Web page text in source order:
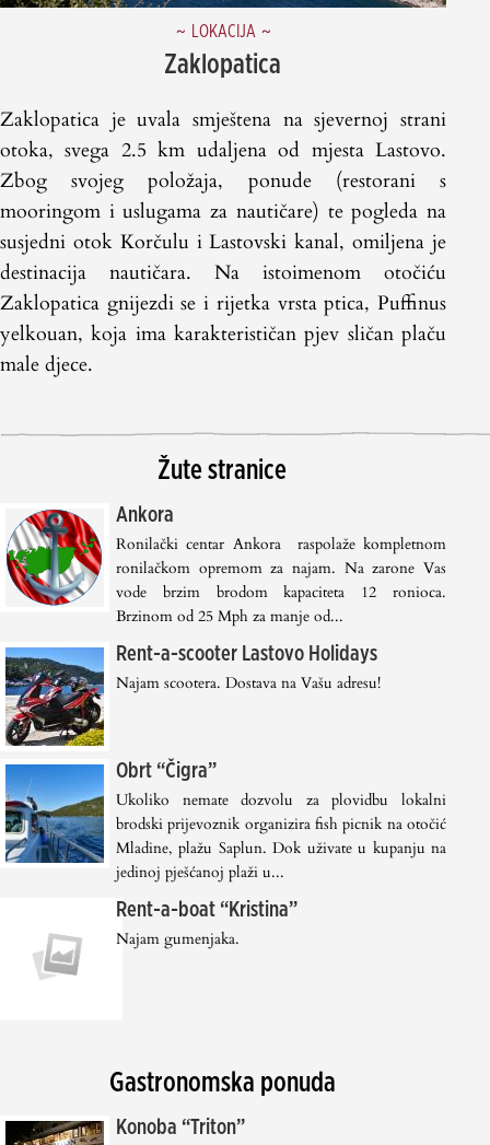
LOKACIJA
Zaklopatica
Zaklopatica je uvala smještena na sjevernoj strani
otoka, svega 2.5 km udaljena od mjesta Lastovo.
Zbog svojeg položaja, ponude (restorani s
mooringom i uslugama za nautičare) te pogleda na
susjedni otok Korčulu i Lastovski kanal, omiljena je
destinacija nautičara. Na istoimenom otočiću
Zaklopatica gnijezdi se i rijetka vrsta ptica, Puffinus
yelkouan, koja ima karakterističan pjev sličan plaču
male djece.
Žute stranice
Ankora
Ronilački centar Ankora raspolaže kompletnom
ronilačkom opremom za najam. Na zarone Vas
vode brzim brodom kapaciteta 12 ronioca.
Brzinom od 25 Mph za manje od...
Rent-a-scooter Lastovo Holidays
Najam scootera. Dostava na Vašu adresu!
Obrt “Čigra”
Ukoliko nemate dozvolu za plovidbu lokalni
brodski prijevoznik organizira fish picnik na otočić
Mladine, plažu Saplun. Dok uživate u kupanju na
jedinoj pješćanoj plaži u...
Rent-a-boat “Kristina”
Najam gumenjaka.
Gastronomska ponuda
Konoba “Triton”